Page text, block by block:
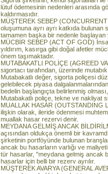
lütuf ödemesinin nedenleri arasında
kaldırmasıdır.
MÜŞTEREK SEBEP
oluşumuna ayrı ayrı katkıda bulunan
tamamen başka bir nedenle başlayan
MÜCBİR SEBEP (ACT OF GOD)
yıldırım, kasırga gibi doğal afetler
önem taşımaktadır.
MUTABAKATLI POLİÇE (AGREED
sigortacı tarafından, üzerinde
Mutabakatlı değer, sigorta poliçesi
gelebilecek piyasa
bedelin başlangıçta belirlenmiş
Mutabakatlı poliçe, tekne ve nakliyat
MUALLAK HASAR (OUTSTANDING
ilişkin olarak, ileride ödenmesi
muallak hasar rezervi denir.
MEYDANA GELMİŞ ANCAK
açısından oldukça önemli bir
şirketinin portföyünde bulunan
ancak bu hasarların varlığı ve
tür hasarlar, "meydana gelmiş ancak
hasarlar için belli bir rezerv ayrılır.
MÜŞTEREK AVARYA (GENERAL